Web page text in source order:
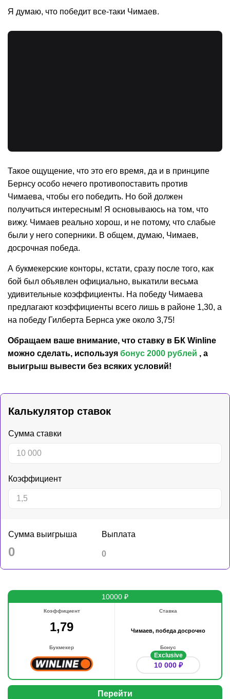
Я думаю, что победит все-таки Чимаев.
Такое ощущение, что это его время, да и в принципе
Бернсу особо нечего противопоставить против
Чимаева, чтобы его победить. Но бой должен
получиться интересным! Я основываюсь на том, что
вижу. Чимаев реально хорош, и не потому, что слабые
были у него соперники. В общем, думаю, Чимаев,
досрочная победа.
А букмекерские конторы, кстати, сразу после того, как
бой был объявлен официально, выкатили весьма
удивительные коэффициенты. На победу Чимаева
предлагают коэффициенты всего лишь в районе 1,30, а
на победу Гилберта Бернса уже около 3,75!
Обращаем ваше внимание, что ставку в БК Winline
можно сделать, используя бонус 2000 рублей , а
выигрыш вывести без всяких условий!
Калькулятор ставок
Сумма ставки
Коэффициент
Сумма выигрыша
0
Выплата
0
10000 ₽
Коэффициент
1,79
Ставка
Чимаев, победа досрочно
Букмекер Бонус
Exclusive
10 000 ₽
Перейти